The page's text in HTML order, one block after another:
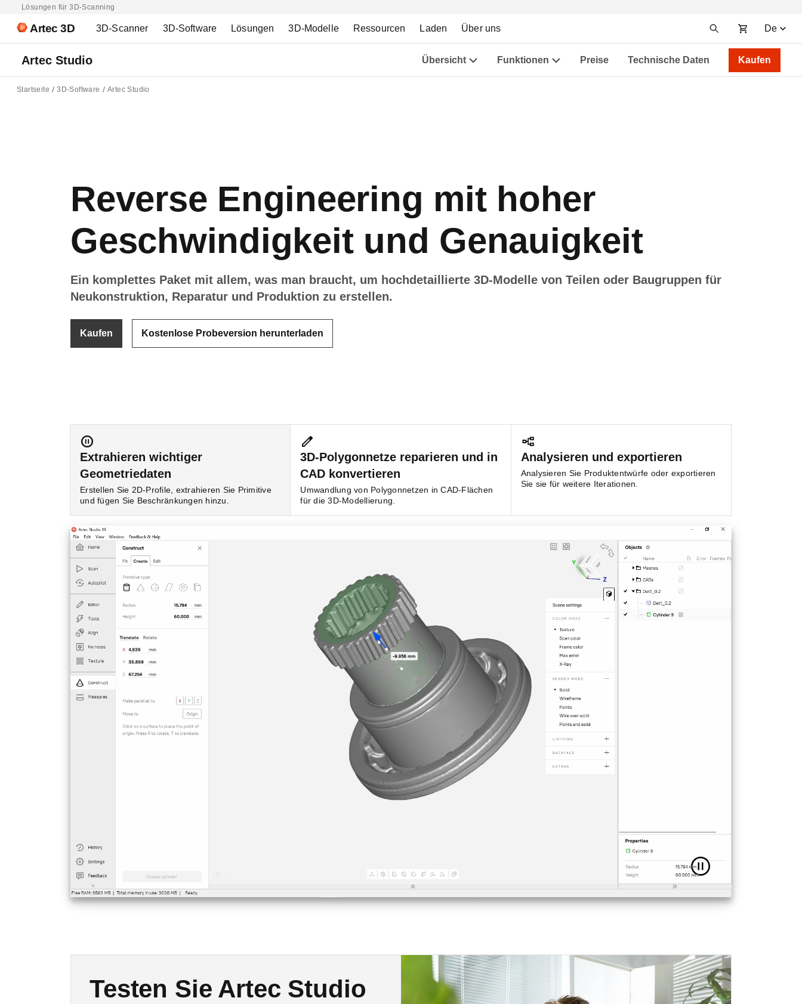
Lösungen für 3D-Scanning
Artec 3D 3D-Scanner 3D-Software Lösungen 3D-Modelle Ressourcen Laden Über uns De
Artec Studio Übersicht Funktionen Preise Technische Daten Kaufen
Startseite 3D-Software Artec Studio
Reverse Engineering mit hoher
Geschwindigkeit und Genauigkeit
Ein komplettes Paket mit allem, was man braucht, um hochdetaillierte 3D-Modelle von Teilen oder Baugruppen für
Neukonstruktion, Reparatur und Produktion zu erstellen.
Kaufen Kostenlose Probeversion herunterladen
Extrahieren wichtiger
Geometriedaten
Erstellen Sie 2D-Profile, extrahieren Sie Primitive
und fügen Sie Beschränkungen hinzu.
3D-Polygonnetze reparieren und in
CAD konvertieren
Umwandlung von Polygonnetzen in CAD-Flächen
für die 3D-Modellierung.
Analysieren und exportieren
Analysieren Sie Produktentwürfe oder exportieren
Sie sie für weitere Iterationen.
Testen Sie Artec Studio